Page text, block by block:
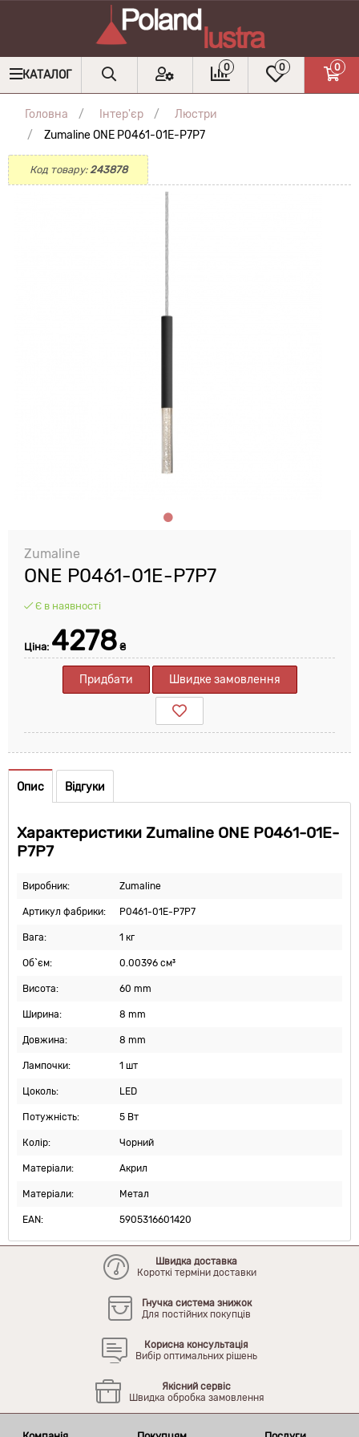
КАТАЛОГ
0 0 0
Головна Інтер'єр
Люстри
Zumaline ONE P0461-01E-P7P7
Код товару:243878
Zumaline
ONE P0461-01E-P7P7
Є в наявності
Ціна: 4278 ₴
Придбати Швидке замовлення
Опис Відгуки
Характеристики Zumaline ONE P0461-01E-
P7P7
Виробник: Zumaline
Артикул фабрики: P0461-01E-P7P7
Вага: 1 кг
Об`єм: 0.00396 см³
Висота: 60 mm
Ширина: 8 mm
Довжина: 8 mm
Лампочки: 1 шт
Цоколь: LED
Потужність: 5 Вт
Колір: Чорний
Матеріали: Акрил
Матеріали: Метал
EAN: 5905316601420
Швидка доставка
Короткі терміни доставки
Гнучка система знижок
Для постійних покупців
Корисна консультація
Вибір оптимальних рішень
Якісний сервіс
Швидка обробка замовлення